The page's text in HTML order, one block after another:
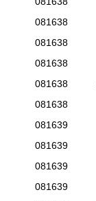
081638
081638
081638
081638
081638
081639
081639
081639
081639